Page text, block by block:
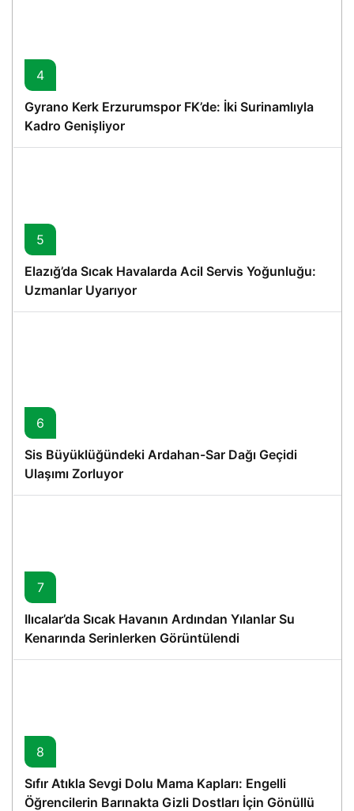
4
Gyrano Kerk Erzurumspor FK’de: İki Surinamlıyla
Kadro Genişliyor
5
Elazığ’da Sıcak Havalarda Acil Servis Yoğunluğu:
Uzmanlar Uyarıyor
6
Sis Büyüklüğündeki Ardahan-Sar Dağı Geçidi
Ulaşımı Zorluyor
7
Ilıcalar’da Sıcak Havanın Ardından Yılanlar Su
Kenarında Serinlerken Görüntülendi
8
Sıfır Atıkla Sevgi Dolu Mama Kapları: Engelli
Öğrencilerin Barınakta Gizli Dostları İçin Gönüllü